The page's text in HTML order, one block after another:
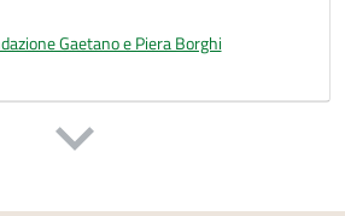
Gaetano e Piera Borghi